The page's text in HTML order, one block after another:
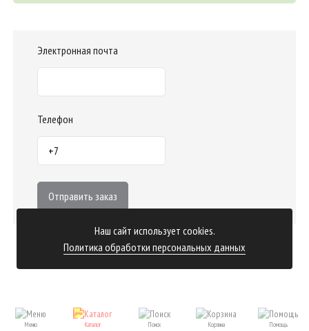
Электронная почта
Телефон
Отправить заказ
Меню Каталог Поиск Корзина Помощь
Наш сайт использует cookies.
Политика обработки персональных данных